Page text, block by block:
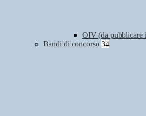
OIV (da pubblicare
Bandi di concorso 34